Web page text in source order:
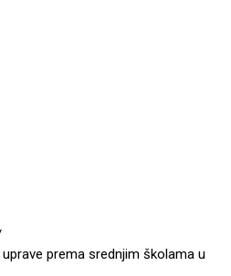
prema srednjim školama u